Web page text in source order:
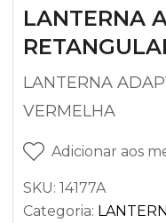
LANTERNA
LANTERNA
VERMELHA
Adicionar aos
SKU: 14177A
Categoria: